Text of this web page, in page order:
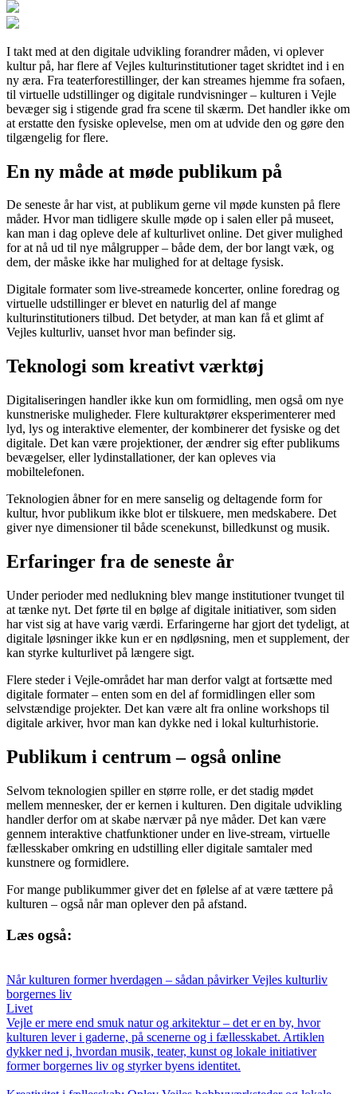
I takt med at den digitale udvikling forandrer måden, vi oplever
kultur på, har flere af Vejles kulturinstitutioner taget skridtet ind i en
ny æra. Fra teaterforestillinger, der kan streames hjemme fra sofaen,
til virtuelle udstillinger og digitale rundvisninger – kulturen i Vejle
bevæger sig i stigende grad fra scene til skærm. Det handler ikke om
at erstatte den fysiske oplevelse, men om at udvide den og gøre den
tilgængelig for flere.
En ny måde at møde publikum på
De seneste år har vist, at publikum gerne vil møde kunsten på flere
måder. Hvor man tidligere skulle møde op i salen eller på museet,
kan man i dag opleve dele af kulturlivet online. Det giver mulighed
for at nå ud til nye målgrupper – både dem, der bor langt væk, og
dem, der måske ikke har mulighed for at deltage fysisk.
Digitale formater som live-streamede koncerter, online foredrag og
virtuelle udstillinger er blevet en naturlig del af mange
kulturinstitutioners tilbud. Det betyder, at man kan få et glimt af
Vejles kulturliv, uanset hvor man befinder sig.
Teknologi som kreativt værktøj
Digitaliseringen handler ikke kun om formidling, men også om nye
kunstneriske muligheder. Flere kulturaktører eksperimenterer med
lyd, lys og interaktive elementer, der kombinerer det fysiske og det
digitale. Det kan være projektioner, der ændrer sig efter publikums
bevægelser, eller lydinstallationer, der kan opleves via
mobiltelefonen.
Teknologien åbner for en mere sanselig og deltagende form for
kultur, hvor publikum ikke blot er tilskuere, men medskabere. Det
giver nye dimensioner til både scenekunst, billedkunst og musik.
Erfaringer fra de seneste år
Under perioder med nedlukning blev mange institutioner tvunget til
at tænke nyt. Det førte til en bølge af digitale initiativer, som siden
har vist sig at have varig værdi. Erfaringerne har gjort det tydeligt, at
digitale løsninger ikke kun er en nødløsning, men et supplement, der
kan styrke kulturlivet på længere sigt.
Flere steder i Vejle-området har man derfor valgt at fortsætte med
digitale formater – enten som en del af formidlingen eller som
selvstændige projekter. Det kan være alt fra online workshops til
digitale arkiver, hvor man kan dykke ned i lokal kulturhistorie.
Publikum i centrum – også online
Selvom teknologien spiller en større rolle, er det stadig mødet
mellem mennesker, der er kernen i kulturen. Den digitale udvikling
handler derfor om at skabe nærvær på nye måder. Det kan være
gennem interaktive chatfunktioner under en live-stream, virtuelle
fællesskaber omkring en udstilling eller digitale samtaler med
kunstnere og formidlere.
For mange publikummer giver det en følelse af at være tættere på
kulturen – også når man oplever den på afstand.
Læs også:
Når kulturen former hverdagen – sådan påvirker Vejles kulturliv
borgernes liv
Livet
Vejle er mere end smuk natur og arkitektur – det er en by, hvor
kulturen lever i gaderne, på scenerne og i fællesskabet. Artiklen
dykker ned i, hvordan musik, teater, kunst og lokale initiativer
former borgernes liv og styrker byens identitet.